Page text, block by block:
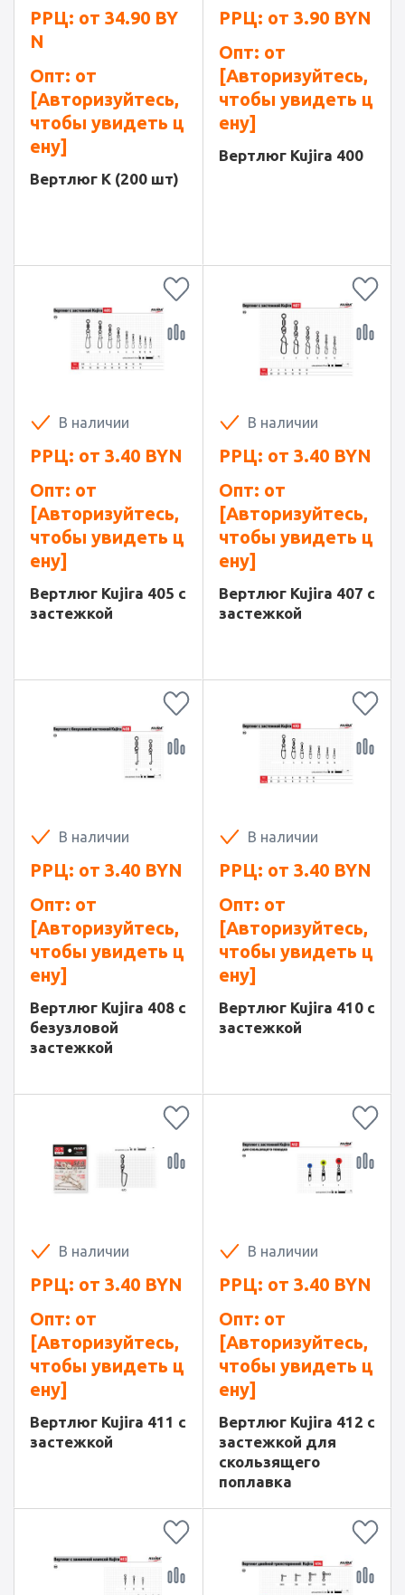
РРЦ: от 34.90 BY
N
Опт: от
[Авторизуйтесь,
чтобы увидеть ц
ену]
Вертлюг K (200 шт)
РРЦ: от 3.90 BYN
Опт: от
[Авторизуйтесь,
чтобы увидеть ц
ену]
Вертлюг Kujira 400
В наличии
РРЦ: от 3.40 BYN
Опт: от
[Авторизуйтесь,
чтобы увидеть ц
ену]
Вертлюг Kujira 405 с
застежкой
В наличии
РРЦ: от 3.40 BYN
Опт: от
[Авторизуйтесь,
чтобы увидеть ц
ену]
Вертлюг Kujira 407 с
застежкой
В наличии
РРЦ: от 3.40 BYN
Опт: от
[Авторизуйтесь,
чтобы увидеть ц
ену]
Вертлюг Kujira 408 с
безузловой
застежкой
В наличии
РРЦ: от 3.40 BYN
Опт: от
[Авторизуйтесь,
чтобы увидеть ц
ену]
Вертлюг Kujira 410 с
застежкой
В наличии
РРЦ: от 3.40 BYN
Опт: от
[Авторизуйтесь,
чтобы увидеть ц
ену]
Вертлюг Kujira 411 с
застежкой
В наличии
РРЦ: от 3.40 BYN
Опт: от
[Авторизуйтесь,
чтобы увидеть ц
ену]
Вертлюг Kujira 412 с
застежкой для
скользящего
поплавка